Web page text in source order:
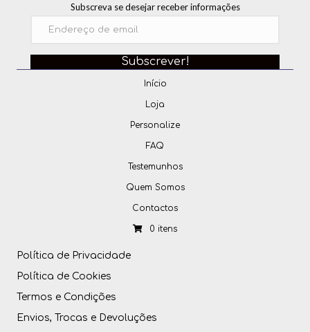
Subscreva se desejar receber informações
Subscrever!
Início
Loja
Personalize
FAQ
Testemunhos
Quem Somos
Contactos
0 itens
Política de Privacidade
Política de Cookies
Termos e Condições
Envios, Trocas e Devoluções